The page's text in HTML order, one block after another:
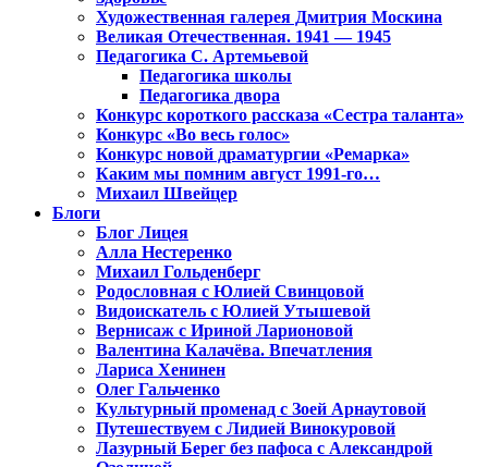
Художественная галерея Дмитрия Москина
Великая Отечественная. 1941 — 1945
Педагогика С. Артемьевой
Педагогика школы
Педагогика двора
Конкурс короткого рассказа «Сестра таланта»
Конкурс «Во весь голос»
Конкурс новой драматургии «Ремарка»
Каким мы помним август 1991-го…
Михаил Швейцер
Блоги
Блог Лицея
Алла Нестеренко
Михаил Гольденберг
Родословная с Юлией Свинцовой
Видоискатель с Юлией Утышевой
Вернисаж с Ириной Ларионовой
Валентина Калачёва. Впечатления
Лариса Хенинен
Олег Гальченко
Культурный променад с Зоей Арнаутовой
Путешествуем с Лидией Винокуровой
Лазурный Берег без пафоса с Александрой